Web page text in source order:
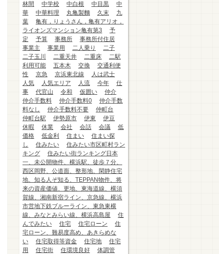
林間
中学校 中白根 中目黒
中
華
中華料理 丸亀製麵 久末
九
葉
亀有，りょうさん，亀有アリオ，
ライオンズマンション亀有第3
予
定
予算 事務所
事務所付住居
事業主
事業用 二人乗り
二子
二子玉川
二重天井 二重床
二駅
利用可能
五本木 交換
交通利便
性
京急 京浜東北線
人は武士
人気
人気エリア 人流 今年
仕
事
代官山 令和 仮囲い
仲介
仲介手数料
仲介手数料0
仲介手数
料なし
仲介手数料不要
仲町台
仲町台駅
伊勢原市 伊東
伊豆
休暇
休業 会社 会話 会議
低
価格
低金利 住まい
住まい探
し
住みたい
住みたい市区町村ラン
キング
住みたい街ランキング日本
一、未公開物件、横浜駅、徒歩７分、
西区岡野、公道面、整形地、閑静住宅
地、知る人ぞ知る、TEPPAN物件、将
来の資産価値、更地、東海道線、横須
賀線、湘南新宿ライン、京急線、横浜
市営地下鉄ブルーライン、東急東横
線、みなとみらい線、横浜高島屋
住
んでみたい
住宅 住宅ローン
住
宅ローン、難易度高め、あきらめな
い
住宅取得等資金 住宅地
住宅
用
住宅街 住環境良好
体調管